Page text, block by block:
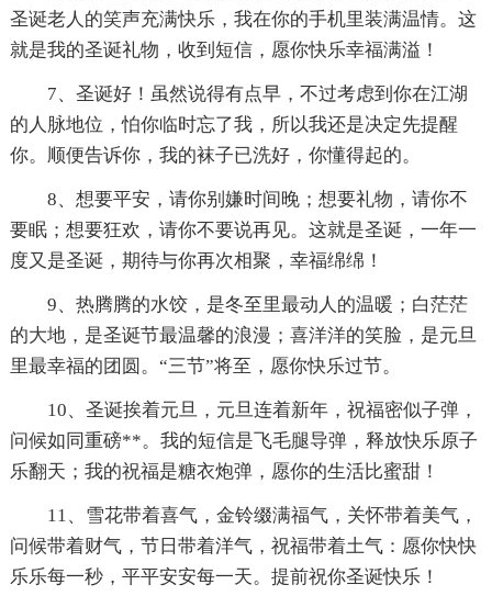
圣诞老人的笑声充满快乐，我在你的手机里装满温情。这
就是我的圣诞礼物，收到短信，愿你快乐幸福满溢！
7、圣诞好！虽然说得有点早，不过考虑到你在江湖
的人脉地位，怕你临时忘了我，所以我还是决定先提醒
你。顺便告诉你，我的袜子已洗好，你懂得起的。
8、想要平安，请你别嫌时间晚；想要礼物，请你不
要眠；想要狂欢，请你不要说再见。这就是圣诞，一年一
度又是圣诞，期待与你再次相聚，幸福绵绵！
9、热腾腾的水饺，是冬至里最动人的温暖；白茫茫
的大地，是圣诞节最温馨的浪漫；喜洋洋的笑脸，是元旦
里最幸福的团圆。“三节”将至，愿你快乐过节。
10、圣诞挨着元旦，元旦连着新年，祝福密似子弹，
问候如同重磅**。我的短信是飞毛腿导弹，释放快乐原子
乐翻天；我的祝福是糖衣炮弹，愿你的生活比蜜甜！
11、雪花带着喜气，金铃缀满福气，关怀带着美气，
问候带着财气，节日带着洋气，祝福带着土气：愿你快快
乐乐每一秒，平平安安每一天。提前祝你圣诞快乐！